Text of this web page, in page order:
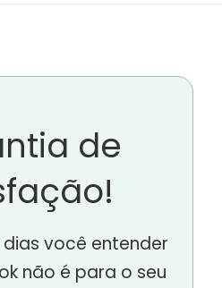
de
você entender
não é para o seu